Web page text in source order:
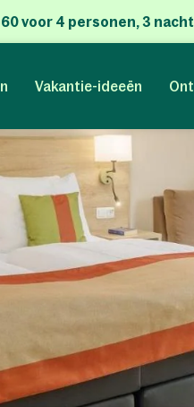
voor 4 personen, 3
Vakantie-ideeën